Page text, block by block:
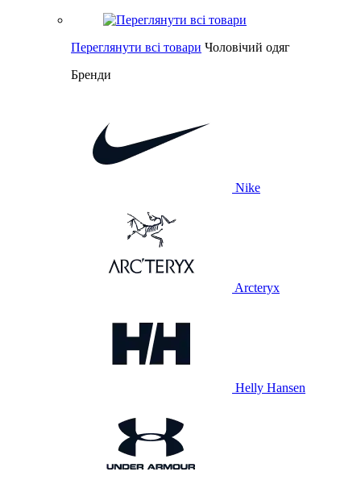
Переглянути всі товари Чоловічий одяг
Бренди
Nike
Arcteryx
Helly Hansen